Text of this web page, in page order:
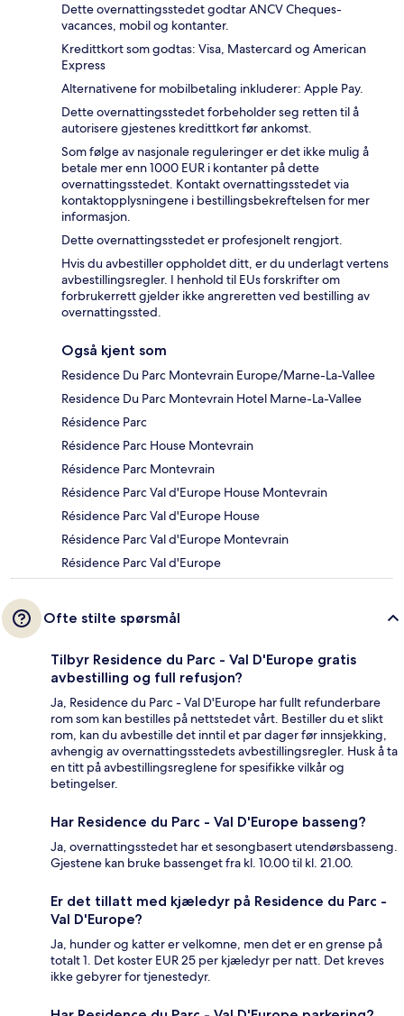
Dette overnattingsstedet godtar ANCV Cheques-
vacances, mobil og kontanter.
Kredittkort som godtas: Visa, Mastercard og American
Express
Alternativene for mobilbetaling inkluderer: Apple Pay.
Dette overnattingsstedet forbeholder seg retten til å
autorisere gjestenes kredittkort før ankomst.
Som følge av nasjonale reguleringer er det ikke mulig å
betale mer enn 1000 EUR i kontanter på dette
overnattingsstedet. Kontakt overnattingsstedet via
kontaktopplysningene i bestillingsbekreftelsen for mer
informasjon.
Dette overnattingsstedet er profesjonelt rengjort.
Hvis du avbestiller oppholdet ditt, er du underlagt vertens
avbestillingsregler. I henhold til EUs forskrifter om
forbrukerrett gjelder ikke angreretten ved bestilling av
overnattingssted.
Også kjent som
Residence Du Parc Montevrain Europe/Marne-La-Vallee
Residence Du Parc Montevrain Hotel Marne-La-Vallee
Résidence Parc
Résidence Parc House Montevrain
Résidence Parc Montevrain
Résidence Parc Val d'Europe House Montevrain
Résidence Parc Val d'Europe House
Résidence Parc Val d'Europe Montevrain
Résidence Parc Val d'Europe
Ofte stilte spørsmål
Tilbyr Residence du Parc - Val D'Europe gratis
avbestilling og full refusjon?
Ja, Residence du Parc - Val D'Europe har fullt refunderbare
rom som kan bestilles på nettstedet vårt. Bestiller du et slikt
rom, kan du avbestille det inntil et par dager før innsjekking,
avhengig av overnattingsstedets avbestillingsregler. Husk å ta
en titt på avbestillingsreglene for spesifikke vilkår og
betingelser.
Har Residence du Parc - Val D'Europe basseng?
Ja, overnattingsstedet har et sesongbasert utendørsbasseng.
Gjestene kan bruke bassenget fra kl. 10.00 til kl. 21.00.
Er det tillatt med kjæledyr på Residence du Parc -
Val D'Europe?
Ja, hunder og katter er velkomne, men det er en grense på
totalt 1. Det koster EUR 25 per kjæledyr per natt. Det kreves
ikke gebyrer for tjenestedyr.